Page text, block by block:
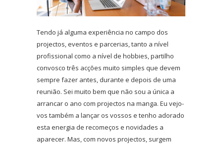
Tendo já alguma experiência no campo dos
projectos, eventos e parcerias, tanto a nível
profissional como a nível de hobbies, partilho
convosco três acções muito simples que devem
sempre fazer antes, durante e depois de uma
reunião. Sei muito bem que não sou a única a
arrancar o ano com projectos na manga. Eu vejo-
vos também a lançar os vossos e tenho adorado
esta energia de recomeços e novidades a
aparecer. Mas, com novos projectos, surgem